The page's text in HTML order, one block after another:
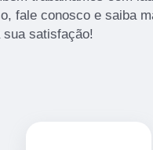
fale conosco e saiba
satisfação!